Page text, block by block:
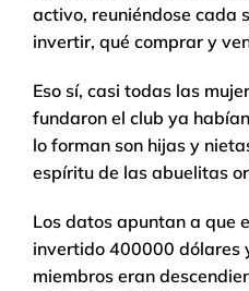
activo, reuniéndose cada
invertir, qué comprar y
Eso sí, casi todas las
fundaron el club ya
lo forman son hijas y
espíritu de las abuelitas
Los datos apuntan a que
invertido 400000 dólares
miembros eran